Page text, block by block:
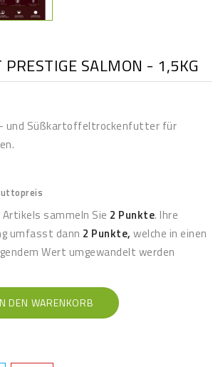
PRESTIGE SALMON - 1,5KG
und Süßkartoffeltrockenfutter für
sammeln Sie 2 Punkte. Ihre
umfasst dann 2 Punkte, welche in einen
Wert umgewandelt werden
DEN WARENKORB